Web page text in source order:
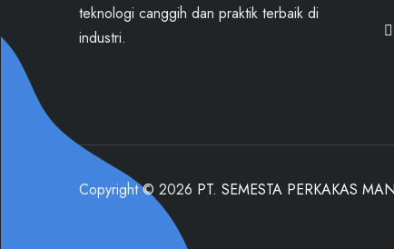
teknologi canggih dan praktik terbaik di
industri.
Copyright © 2026 PT. SEMESTA PERKAKAS